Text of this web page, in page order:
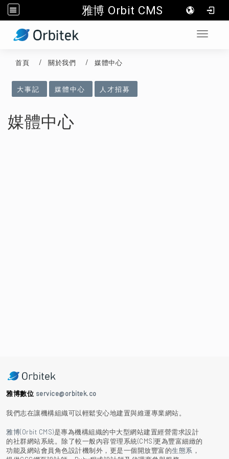
雅博 Orbit CMS
::: Toggle
首頁 關於我們 媒體中心
:::
大事記 媒體中心 人才招募
媒體中心
雅博數位 service@orbitek.co
我們志在讓機構組織可以輕鬆安心地建置與維運專業網站。
雅博(Orbit CMS)是專為機構組織的中大型網站建置經營需求設計
的社群網站系統。除了較一般內容管理系統(CMS)更為豐富細緻的
功能及網站會員角色設計機制外，更是一個開放豐富的生態系 ，